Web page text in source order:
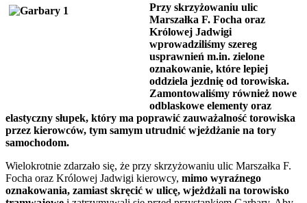
Przy skrzyżowaniu ulic
Marszałka F. Focha oraz
Królowej Jadwigi
wprowadziliśmy szereg
usprawnień m.in. zielone
oznakowanie, które lepiej
oddziela jezdnię od torowiska.
Zamontowaliśmy również nowe
odblaskowe elementy oraz
elastyczny słupek, który ma poprawić zauważalność torowiska
przez kierowców, tym samym utrudnić wjeżdżanie na tory
samochodom.
Wielokrotnie zdarzało się, że przy skrzyżowaniu ulic Marszałka F.
Focha oraz Królowej Jadwigi kierowcy, mimo wyraźnego
oznakowania, zamiast skręcić w ulicę, wjeżdżali na torowisko